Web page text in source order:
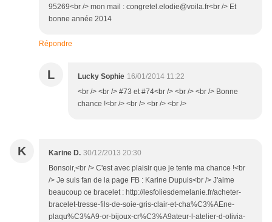
95269<br /> mon mail : congretel.elodie@voila.fr<br /> Et
bonne année 2014
Répondre
L Lucky Sophie 16/01/2014 11:22
<br /> <br /> #73 et #74<br /> <br /> <br /> Bonne
chance !<br /> <br /> <br /> <br />
K Karine D. 30/12/2013 20:30
Bonsoir,<br /> C'est avec plaisir que je tente ma chance !<br
/> Je suis fan de la page FB : Karine Dupuis<br /> J'aime
beaucoup ce bracelet : http://lesfoliesdemelanie.fr/acheter-
bracelet-tresse-fils-de-soie-gris-clair-et-cha%C3%AEne-
plaqu%C3%A9-or-bijoux-cr%C3%A9ateur-l-atelier-d-olivia-